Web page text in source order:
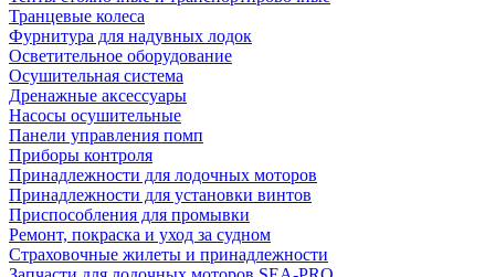
Транцевые колеса
Фурнитура для надувных лодок
Осветительное оборудование
Осушительная система
Дренажные аксессуары
Насосы осушительные
Панели управления помп
Приборы контроля
Принадлежности для лодочных моторов
Принадлежности для установки винтов
Приспособления для промывки
Ремонт, покраска и уход за судном
Страховочные жилеты и принадлежности